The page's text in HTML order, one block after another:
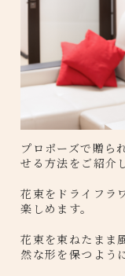
プロポーズで贈ら
せる方法をご紹介
花束をドライフラ
楽しめます。
花束を束ねたまま
然な形を保つよう